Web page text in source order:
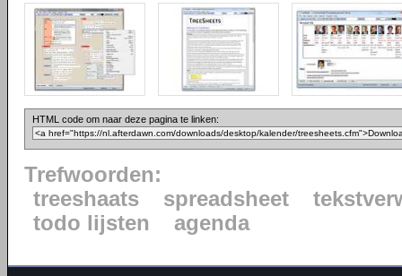
HTML code om naar deze pagina te linken:
Trefwoorden:
treeshaats
spreadsheet
todo lijsten
agenda